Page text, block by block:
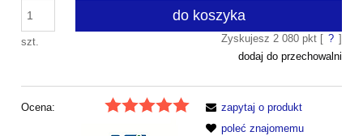
szt.
do koszyka
Zyskujesz 2 080pkt [ ? ]
dodaj do przechowalni
Ocena:
zapytaj o produkt
poleć znajomemu